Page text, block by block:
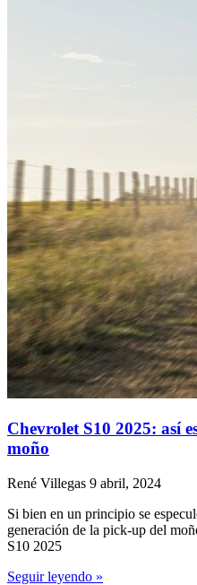
Chevrolet S10 2025: así
moño
René Villegas 9 abril, 2024
Si bien en un principio se
generación de la pick-up del
S10 2025
Seguir leyendo »